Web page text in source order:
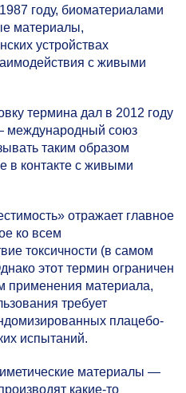
году, биоматериалами
материалы,
устройствах
с живыми
термина дал в 2012 году
международный союз
таким образом
в контакте с живыми
отражает главное
ко всем
токсичности (в самом
этот термин ограничен
применения материала,
требует
плацебо-
испытаний.
материалы —
какие-то